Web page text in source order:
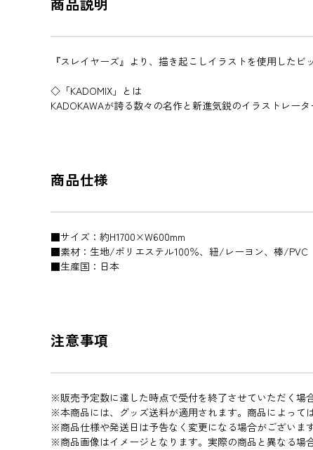
『スレイヤーズ』より、描き起こしイラストを使用したビ
◇「KADOMIX」とは
KADOKAWAが誇る数々の名作と新進気鋭のイラストレー
商品仕様
■サイズ：約H1700×W600mm
■素材：生地/ポリエステル100％、紐/レーヨン、棒/PVC
■生産国：日本
注意事項
※販売予定数に達した時点で受付を終了させていただく場
※本商品には、グッズ送料が適用されます。商品によって
※商品仕様や発送日は予告なく変更になる場合がございま
※商品画像はイメージとなります。実際の商品と異なる場